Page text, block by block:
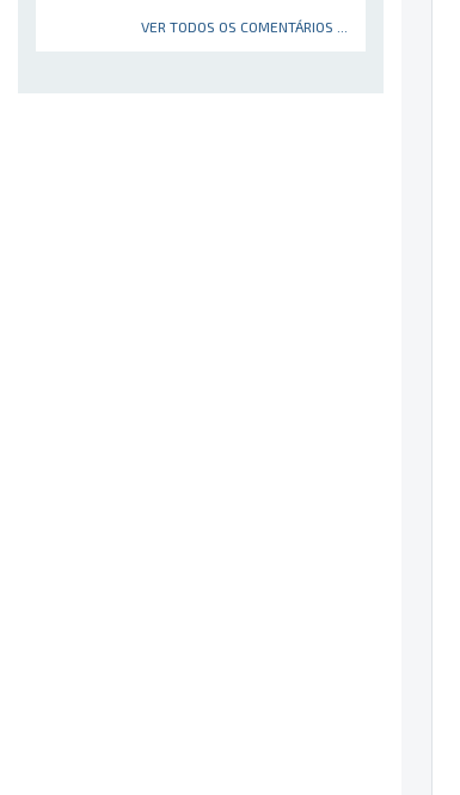
VER TODOS OS COMENTÁRIOS ...